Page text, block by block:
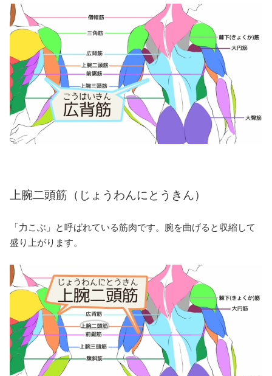
上腕二頭筋（じょうわんにとうきん）
「力こぶ」と呼ばれている筋肉です。腕を曲げると収縮して
盛り上がります。